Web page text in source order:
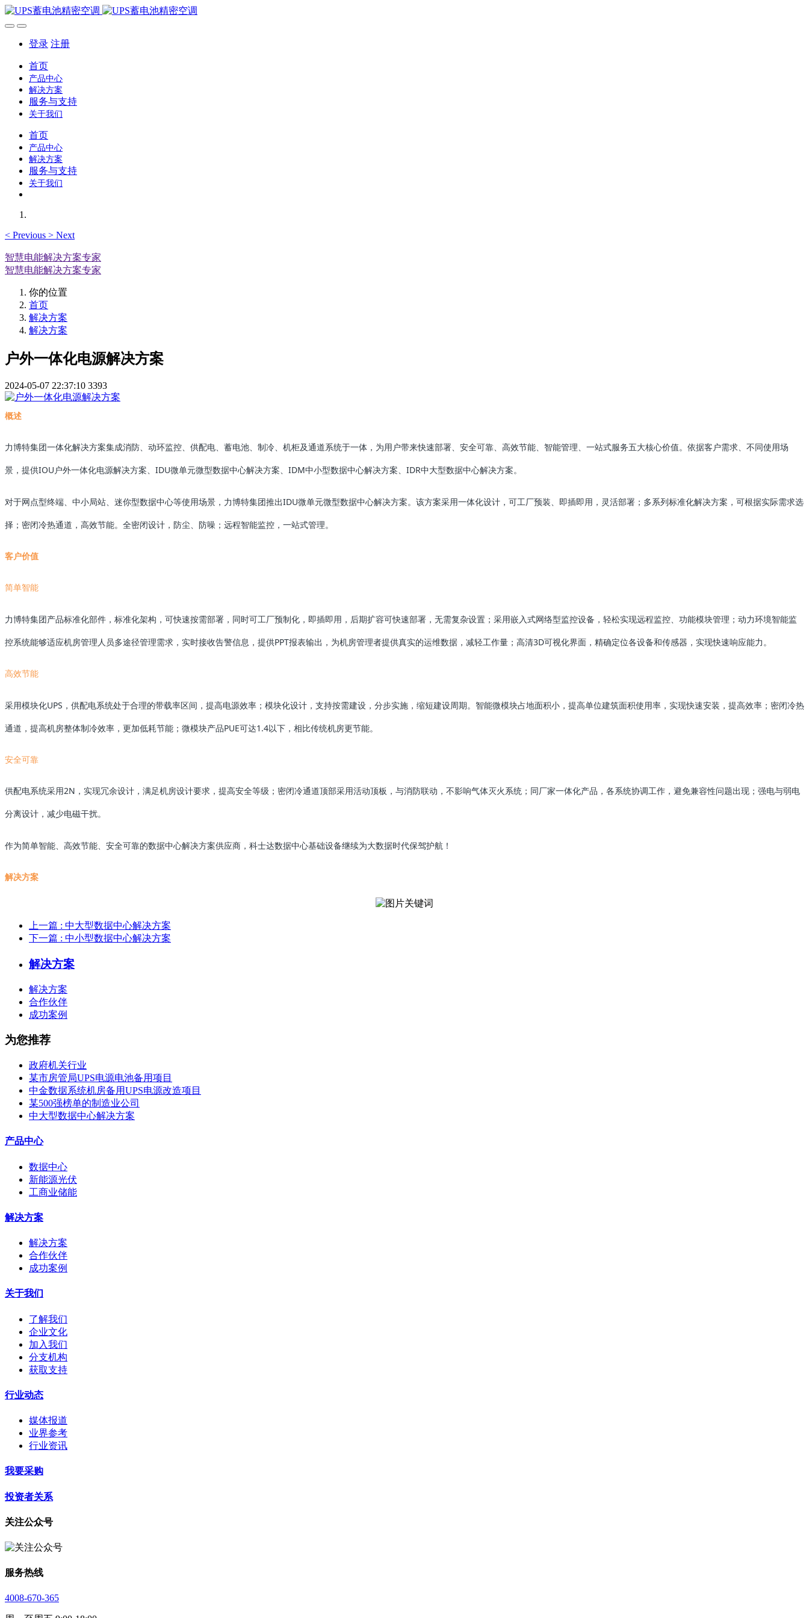
登录 注册
首页
产品中心
解决方案
服务与支持
关于我们
首页
产品中心
解决方案
服务与支持
关于我们
< Previous > Next
智慧电能解决方案专家
智慧电能解决方案专家
你的位置
首页
解决方案
解决方案
户外一体化电源解决方案
2024-05-07 22:37:10 3393
概述
力博特集团一体化解决方案集成消防、动环监控、供配电、蓄电池、制冷、机柜及通道系统于一体，为用户带来快速部署、安全可靠、高效节能、智能管理、一站式服务五大核心价值。依据客户需求、不同使用场
景，提供IOU户外一体化电源解决方案、IDU微单元微型数据中心解决方案、IDM中小型数据中心解决方案、IDR中大型数据中心解决方案。
对于网点型终端、中小局站、迷你型数据中心等使用场景，力博特集团推出IDU微单元微型数据中心解决方案。该方案采用一体化设计，可工厂预装、即插即用，灵活部署；多系列标准化解决方案，可根据实际需求选
择；密闭冷热通道，高效节能。全密闭设计，防尘、防噪；远程智能监控，一站式管理。
客户价值
简单智能
力博特集团产品标准化部件，标准化架构，可快速按需部署，同时可工厂预制化，即插即用，后期扩容可快速部署，无需复杂设置；采用嵌入式网络型监控设备，轻松实现远程监控、功能模块管理；动力环境智能监
控系统能够适应机房管理人员多途径管理需求，实时接收告警信息，提供PPT报表输出，为机房管理者提供真实的运维数据，减轻工作量；高清3D可视化界面，精确定位各设备和传感器，实现快速响应能力。
高效节能
采用模块化UPS，供配电系统处于合理的带载率区间，提高电源效率；模块化设计，支持按需建设，分步实施，缩短建设周期。智能微模块占地面积小，提高单位建筑面积使用率，实现快速安装，提高效率；密闭冷热
通道，提高机房整体制冷效率，更加低耗节能；微模块产品PUE可达1.4以下，相比传统机房更节能。
安全可靠
供配电系统采用2N，实现冗余设计，满足机房设计要求，提高安全等级；密闭冷通道顶部采用活动顶板，与消防联动，不影响气体灭火系统；同厂家一体化产品，各系统协调工作，避免兼容性问题出现；强电与弱电
分离设计，减少电磁干扰。
作为简单智能、高效节能、安全可靠的数据中心解决方案供应商，科士达数据中心基础设备继续为大数据时代保驾护航！
解决方案
上一篇 : 中大型数据中心解决方案
下一篇 : 中小型数据中心解决方案
解决方案
解决方案
合作伙伴
成功案例
为您推荐
政府机关行业
某市房管局UPS电源电池备用项目
中金数据系统机房备用UPS电源改造项目
某500强榜单的制造业公司
中大型数据中心解决方案
产品中心
数据中心
新能源光伏
工商业储能
解决方案
解决方案
合作伙伴
成功案例
关于我们
了解我们
企业文化
加入我们
分支机构
获取支持
行业动态
媒体报道
业界参考
行业资讯
我要采购
投资者关系
关注公众号
服务热线
4008-670-365